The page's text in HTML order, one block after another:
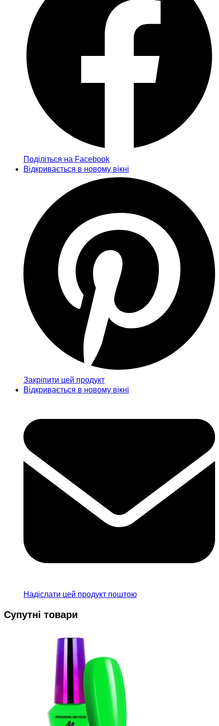
Поділіться на Facebook
Відкривається в новому вікні
Закріпити цей продукт
Відкривається в новому вікні
Надіслати цей продукт поштою
Супутні товари